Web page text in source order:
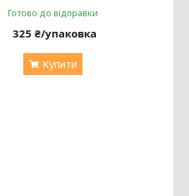
Готово до відправки
325 ₴/упаковка
Купити